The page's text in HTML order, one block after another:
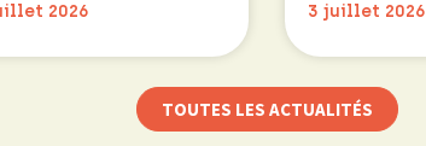
2026 3 juillet 2026
TOUTES LES ACTUALITÉS